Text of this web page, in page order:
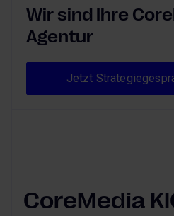
Wir sind Ihre
Agentur
Jetzt
CoreMedia